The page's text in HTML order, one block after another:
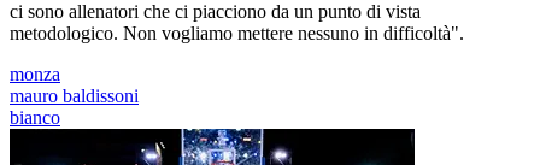
ci sono allenatori che ci piacciono da un punto di vista
metodologico. Non vogliamo mettere nessuno in difficoltà".
monza
mauro baldissoni
bianco